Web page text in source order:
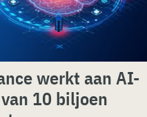
werkt aan AI-
10 biljoen